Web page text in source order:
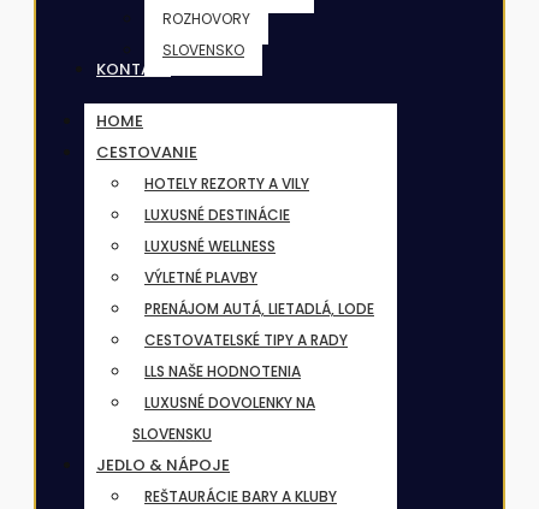
ROZHOVORY
SLOVENSKO
KONTAKT
HOME
CESTOVANIE
HOTELY REZORTY A VILY
LUXUSNÉ DESTINÁCIE
LUXUSNÉ WELLNESS
VÝLETNÉ PLAVBY
PRENÁJOM AUTÁ, LIETADLÁ, LODE
CESTOVATELSKÉ TIPY A RADY
LLS NAŠE HODNOTENIA
LUXUSNÉ DOVOLENKY NA
SLOVENSKU
JEDLO & NÁPOJE
REŠTAURÁCIE BARY A KLUBY